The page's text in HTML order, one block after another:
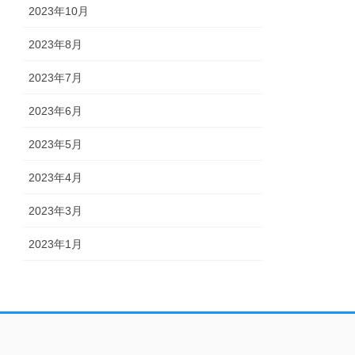
2023年10月
2023年8月
2023年7月
2023年6月
2023年5月
2023年4月
2023年3月
2023年1月